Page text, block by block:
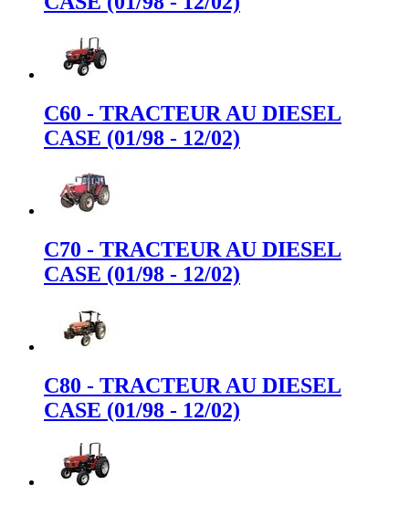
C60 - TRACTEUR AU DIESEL
CASE (01/98 - 12/02)
C70 - TRACTEUR AU DIESEL
CASE (01/98 - 12/02)
C80 - TRACTEUR AU DIESEL
CASE (01/98 - 12/02)